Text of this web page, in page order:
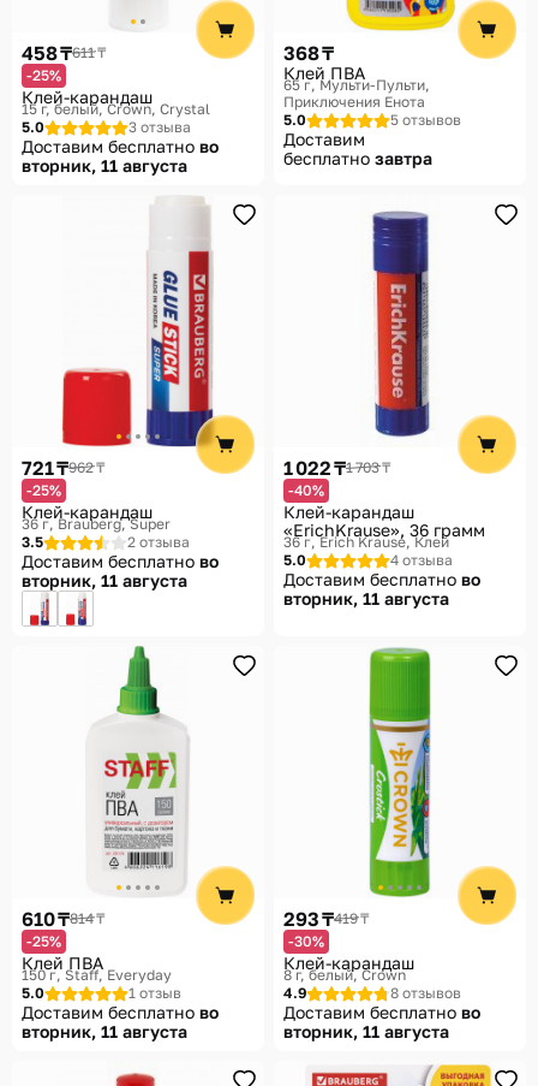
458 ₸611 ₸
-25%
Клей-карандаш
15 г, белый Crown, Crystal
5.0
3 отзыва
Доставим бесплатно во
вторник, 11 августа
368 ₸
Клей ПВА
65 г Мульти-Пульти,
Приключения Енота
5.0
5 отзывов
Доставим
бесплатно завтра
721 ₸962 ₸
-25%
Клей-карандаш
36 г Brauberg, Super
3.5
2 отзыва
Доставим бесплатно во
вторник, 11 августа
1 022 ₸1 703 ₸
-40%
Клей-карандаш
«ErichKrause», 36 грамм
36 г Erich Krause, Клей
5.0
4 отзыва
Доставим бесплатно во
вторник, 11 августа
610 ₸814 ₸
-25%
Клей ПВА
150 г Staff, Everyday
5.0
1 отзыв
Доставим бесплатно во
вторник, 11 августа
293 ₸419 ₸
-30%
Клей-карандаш
8 г, белый Crown
4.9
8 отзывов
Доставим бесплатно во
вторник, 11 августа